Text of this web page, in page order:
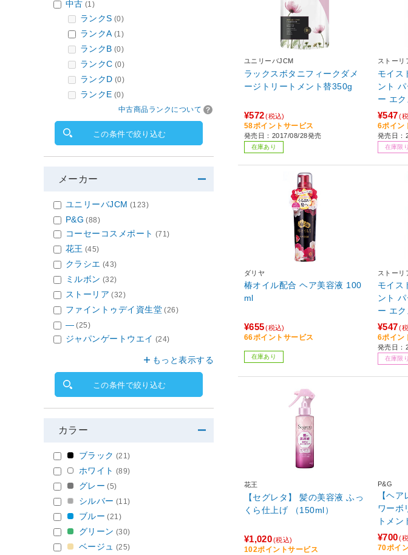
ユニリーバJCM
ラックスボタニフィークダメ
ージトリートメント替350g
¥572 (税込)
58ポイントサービス
発売日：2017/08/28発売
在庫あり
ストーリ
モイス
ント
ー エ
¥547 (
6ポイン
発売日：
在庫限り
ダリヤ
椿オイル配合 ヘア美容液 100
ml
¥655 (税込)
66ポイントサービス
在庫あり
ストーリ
モイス
ント
ー エ
【864
¥547 (
6ポイン
発売日：
在庫限り
花王
【セグレタ】 髪の美容液 ふっ
くら仕上げ （150ml）
¥1,020(税込)
102ポイントサービス
P&G
【ヘ
ワーボ
トメ
¥700 (
70ポイ
中古 (1)
ランクS (0)
ランクA (1)
ランクB (0)
ランクC (0)
ランクD (0)
ランクE (0)
中古商品ランクについて
この条件で絞り込む
メーカー
ユニリーバJCM (123)
P&G (88)
コーセーコスメポート (71)
花王 (45)
クラシエ (43)
ミルボン (32)
ストーリア (32)
ファイントゥデイ資生堂 (26)
― (25)
ジャパンゲートウエイ (24)
もっと表示する
この条件で絞り込む
カラー
ブラック (21)
ホワイト (89)
グレー (5)
シルバー (11)
ブルー (21)
グリーン (30)
ベージュ (25)